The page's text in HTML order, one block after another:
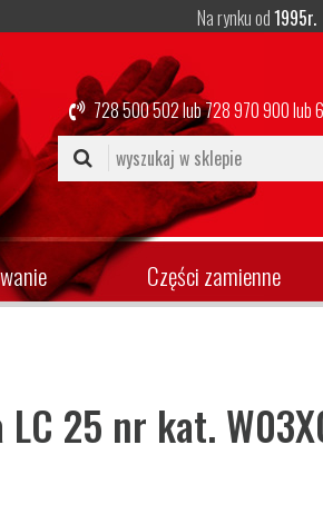
Na rynku od1995r.
728 500 502lub728 970 900lub
Części zamienne
25 nr kat.